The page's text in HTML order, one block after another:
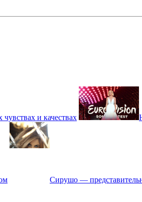
и качествах
Сирушо —